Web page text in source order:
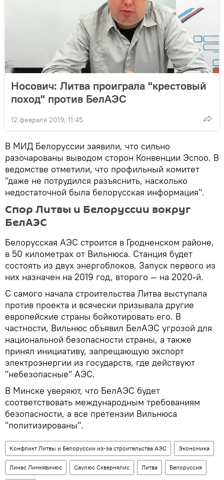
Носович: Литва проиграла "крестовый
поход" против БелАЭС
12 февраля 2019, 11:45
В МИД Белоруссии заявили, что сильно
разочарованы выводом сторон Конвенции Эспоо. В
ведомстве отметили, что профильный комитет
"даже не потрудился разъяснить, насколько
недостаточной была белорусская информация".
Спор Литвы и Белоруссии вокруг
БелАЭС
Белорусская АЭС строится в Гродненском районе,
в 50 километрах от Вильнюса. Станция будет
состоять из двух энергоблоков. Запуск первого из
них назначен на 2019 год, второго — на 2020-й.
С самого начала строительства Литва выступала
против проекта и всячески призывала другие
европейские страны бойкотировать его. В
частности, Вильнюс объявил БелАЭС угрозой для
национальной безопасности страны, а также
принял инициативу, запрещающую экспорт
электроэнергии из государств, где действуют
"небезопасные" АЭС.
В Минске уверяют, что БелАЭС будет
соответствовать международным требованиям
безопасности, а все претензии Вильнюса
"политизированы".
Конфликт Литвы и Белоруссии из-за строительства АЭС Экономика
Линас Линкявичюс Саулюс Сквернялис Литва Белоруссия